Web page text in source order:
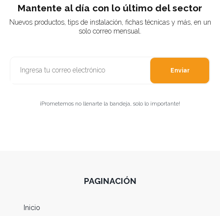
Mantente al día con lo último del sector
Nuevos productos, tips de instalación, fichas técnicas y más, en un
solo correo mensual.
Enviar
¡Prometemos no llenarte la bandeja, solo lo importante!
PAGINACIÓN
Inicio